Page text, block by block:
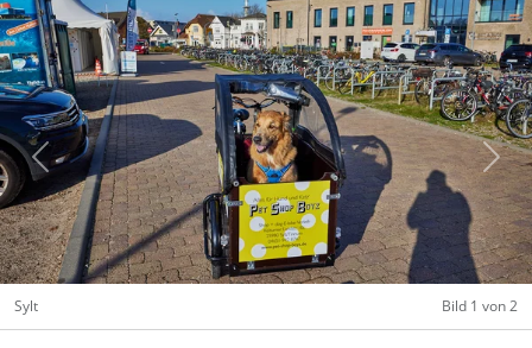
Sylt Bild 1 von 2
Previous Next